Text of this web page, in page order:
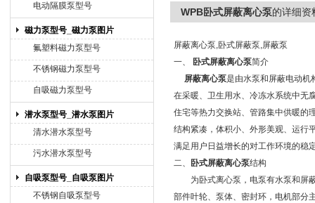
电动隔膜泵型号
磁力泵型号_磁力泵图片
氟塑料磁力泵型号
不锈钢磁力泵型号
自吸磁力泵型号
潜水泵型号_潜水泵图片
清水潜水泵型号
污水潜水泵型号
自吸泵型号_自吸泵图片
不锈钢自吸泵型号
WPB卧式屏蔽离心泵的详细资
屏蔽离心泵,卧式屏蔽泵,屏蔽泵
一、
卧式屏蔽离心泵简介
屏蔽离心泵是由水泵和屏蔽电动机
在采暖、卫生用水、冷冻水系统中无
住宅等热力交换站、管路集中供暖的
结构紧凑，体积小、外形美观、运行
满足用户日益增长的对工作环境的稳
二、
卧式屏蔽离心泵结构
为卧式离心泵，电泵有水泵和屏
部件叶轮、泵体、密封环，电机部分